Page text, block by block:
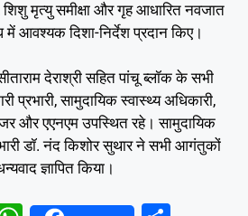
शिशु मृत्यु समीक्षा और गृह आधारित नवजात
आवश्यक दिशा-निर्देश प्रदान किए।
देराश्री सहित पांचू ब्लॉक के सभी
प्रभारी, सामुदायिक स्वास्थ्य अधिकारी,
और एएनएम उपस्थित रहे। सामुदायिक
डॉ. नंद किशोर सुथार ने सभी आगंतुकों
ज्ञापित किया।